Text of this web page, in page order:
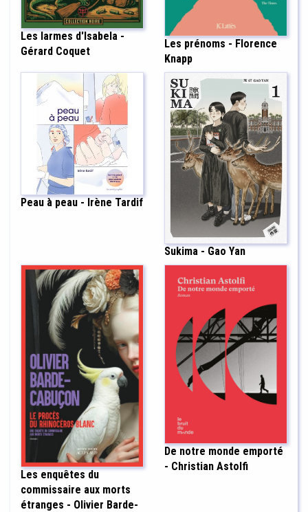
Les larmes d'Isabela -
Gérard Coquet
Les prénoms - Florence
Knapp
Peau à peau - Irène Tardif
Sukima - Gao Yan
Les enquêtes du
commissaire aux morts
étranges - Olivier Barde-
De notre monde emporté
- Christian Astolfi